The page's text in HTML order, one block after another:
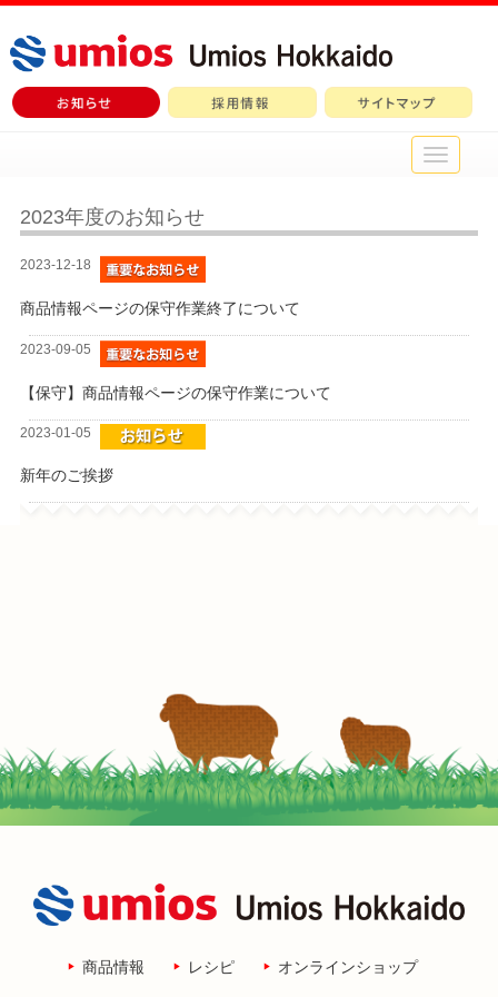
メ
イ
ニ
2023年度のお知らせ
2023-12-18
商品情報ページの保守作業終了について
2023-09-05
【保守】商品情報ページの保守作業について
2023-01-05
新年のご挨拶
商品情報 レシピ オンラインショップ